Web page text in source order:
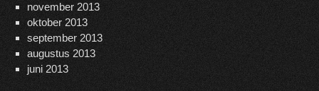
november 2013
oktober 2013
september 2013
augustus 2013
juni 2013